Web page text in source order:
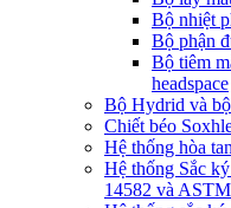
Bộ nhiệt
Bộ phận
Bộ tiêm
headspace
Bộ Hydrid và
Chiết béo
Hệ thống hòa
Hệ thống Sắc
14582 và